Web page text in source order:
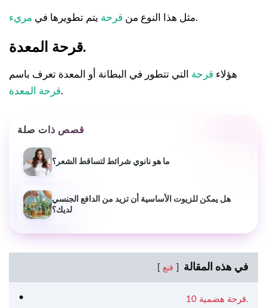
مثل هذا النوع من قرحة يتم تطويرها في مريء .
قرحة المعدة.
هؤلاء قرحة التي تتطور في البطانة أو المعدة تعرف باسم
قرحة المعدة.
قصص ذات صلة
ما هو نانوي شرائط لتساقط الشعر؟
هل يمكن للزيوت الأساسية أن تزيد من الدافع الجنسي
لديك؟
في هذه المقالة قنع
قرحة هضمية 10.